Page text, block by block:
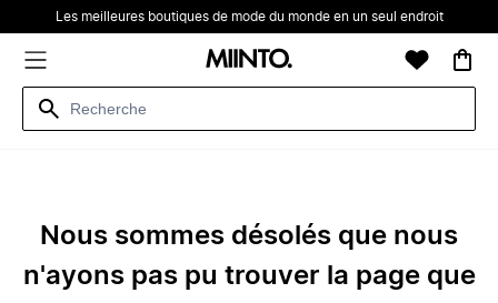
Les meilleures boutiques de mode du monde en un seul endroit
Nous sommes désolés que nous
n'ayons pas pu trouver la page que